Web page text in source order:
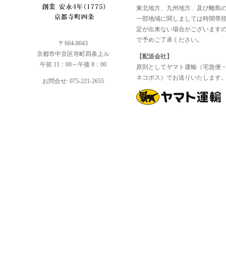
〒604-8043
京都市中京区寺町四条上ル
午前 11：00～午後 8：00
お問合せ: 075-221-2655
東北地方、九州地方、及び離島
一部地域に関しましては時間帯
定が出来ない場合がございます
で予めご了承ください｡
【配送会社】
原則としてヤマト運輸（宅急便
ネコポス）でお送りいたします